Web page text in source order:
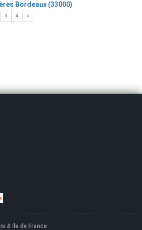
Bordeaux (33000)
3 4 5
& Ile de France